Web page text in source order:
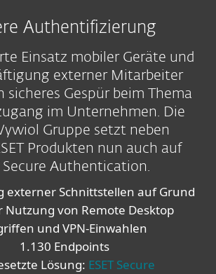
Authentifizierung
Einsatz mobiler Geräte und
externer Mitarbeiter
sicheres Gespür beim Thema
im Unternehmen. Die
Gruppe setzt neben
Produkten nun auch auf
Secure Authentication.
externer Schnittstellen auf Grund
Nutzung von Remote Desktop
und VPN-Einwahlen
1.130 Endpoints
Lösung: ESET Secure